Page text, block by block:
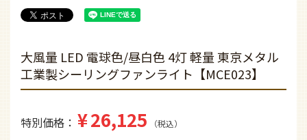
大風量 LED 電球色/昼白色 4灯 軽量 東京メタル
工業製シーリングファンライト【MCE023】
特別価格 ¥26,125 税込